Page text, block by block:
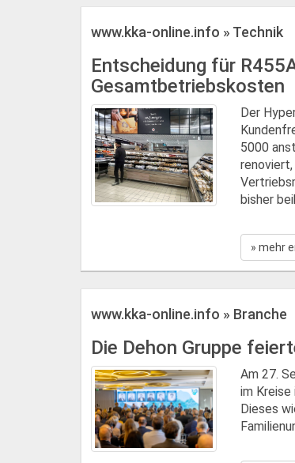
www.kka-online.info » Technik
Entscheidung für
Gesamtbetriebskosten
Der
5000
bisher
» mehr
www.kka-online.info » Branche
Die Dehon Gruppe
Am 27.
im Kreise
Dieses